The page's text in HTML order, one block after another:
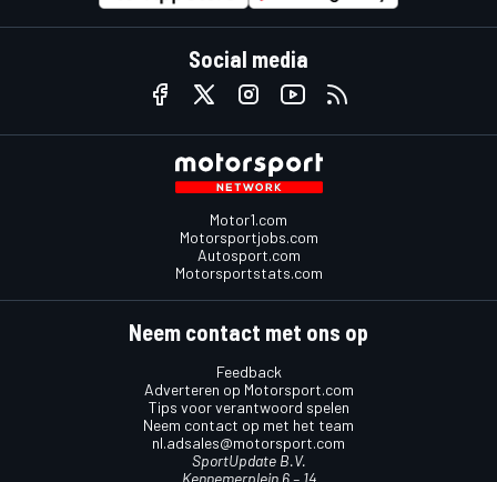
Social media
Motor1.com
Motorsportjobs.com
Autosport.com
Motorsportstats.com
Neem contact met ons op
Feedback
Adverteren op Motorsport.com
Tips voor verantwoord spelen
Neem contact op met het team
nl.adsales@motorsport.com
SportUpdate B.V.
Kennemerplein 6 – 14